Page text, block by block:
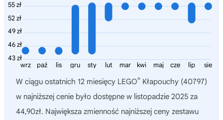
55 zł
52 zł
49 zł
46 zł
43 zł
sie
lip
cze
maj
kwi
mar
lut
sty
gru
lis
paź
wrz
W ciągu ostatnich 12 miesięcy LEGO® Kłapouchy (40797)
w najniższej cenie było dostępne w listopadzie 2025 za
44,90zł. Największa zmienność najniższej ceny zestawu